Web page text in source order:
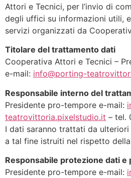
Attori e Tecnici, per l’invio di
degli uffici su informazioni utili,
servizi organizzati da
Titolare del trattamento dati
Cooperativa Attori e Tecnici –
e-mail: info@porting-
Responsabile interno del
Presidente pro-tempore e-mail:
teatrovittoria.pixelstudio.it – tel.
I dati saranno trattati da
a tal fine istruiti nel rispetto
Responsabile protezione dati e
Presidente pro-tempore e-mail: